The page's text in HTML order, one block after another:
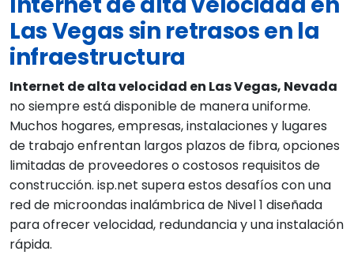
Las Vegas sin retrasos en la
infraestructura
Internet de alta velocidad en Las Vegas, Nevada
no siempre está disponible de manera uniforme.
Muchos hogares, empresas, instalaciones y lugares
de trabajo enfrentan largos plazos de fibra, opciones
limitadas de proveedores o costosos requisitos de
construcción. isp.net supera estos desafíos con una
red de microondas inalámbrica de Nivel 1 diseñada
para ofrecer velocidad, redundancia y una instalación
rápida.